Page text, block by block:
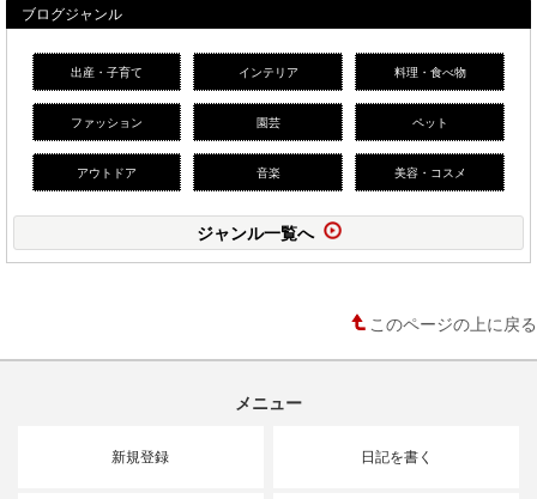
ブログジャンル
出産・子育て インテリア 料理・食べ物
ファッション 園芸 ペット
アウトドア 音楽 美容・コスメ
ジャンル一覧へ
このページの上に戻る
メニュー
新規登録 日記を書く